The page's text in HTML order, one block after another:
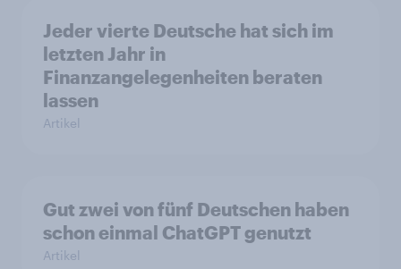
Jeder vierte Deutsche hat sich im
letzten Jahr in
Finanzangelegenheiten beraten
lassen
Artikel
Gut zwei von fünf Deutschen haben
schon einmal ChatGPT genutzt
Artikel